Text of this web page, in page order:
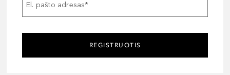
El. pašto adresas*
REGISTRUOTIS